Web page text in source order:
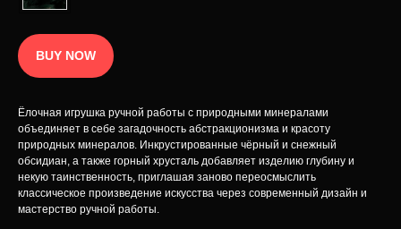
BUY NOW
Ёлочная игрушка ручной работы с природными минералами
объединяет в себе загадочность абстракционизма и красоту
природных минералов. Инкрустированные чёрный и снежный
обсидиан, а также горный хрусталь добавляет изделию глубину и
некую таинственность, приглашая заново переосмыслить
классическое произведение искусства через современный дизайн и
мастерство ручной работы.
ювелирные украшения и предметы